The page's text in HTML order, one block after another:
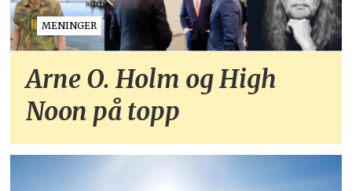
MENINGER
Arne O. Holm og High
Noon på topp